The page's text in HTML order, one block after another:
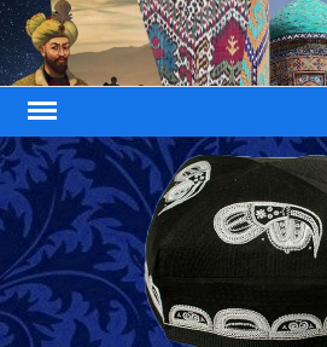
Skip
to
content